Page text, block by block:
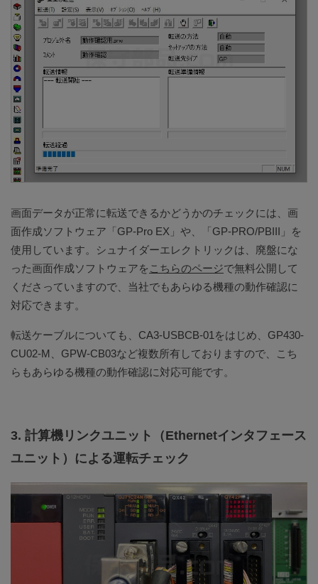
画面データが正常に転送できるかどうかのチェックには、画
面作成ソフトウェア「GP-Pro EX」や、「GP-PRO/PBIII」を
使用しています。シュナイダーエレクトリックは、廃盤にな
った画面作成ソフトウェアをこちらのページで無料公開して
くださっていますので、当社でもあらゆる機種の動作確認に
対応できます。
転送ケーブルについても、CA3-USBCB-01をはじめ、GP430-
CU02-M、GPW-CB03など複数所有しておりますので、こち
らもあらゆる機種の動作確認に対応可能です。
3. 計算機リンクユニット（Ethernetインタフェース
ユニット）による運転チェック